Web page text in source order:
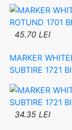
45.70 LEI
MARKER
SUBTIRE 1721
34.35 LEI